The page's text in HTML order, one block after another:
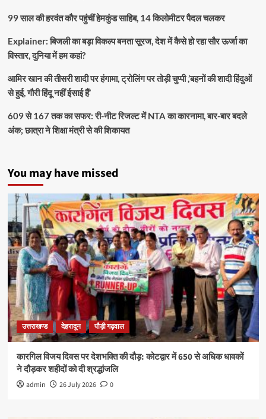
99 साल की हरवंत कौर पहुंचीं हेमकुंड साहिब, 14 किलोमीटर पैदल चलकर
Explainer: बिजली का बड़ा विकल्प बनता सूरज, देश में कैसे हो रहा सौर ऊर्जा का
विस्तार, दुनिया में हम कहां?
आमिर खान की तीसरी शादी पर हंगामा, ट्रोलिंग पर तोड़ी चुप्पी ,’बहनों की शादी हिंदुओं
से हुई, गौरी हिंदू नहीं ईसाई हैं’
609 से 167 तक का सफर: री-नीट रिजल्ट में NTA का कारनामा, बार-बार बदले
अंक; छात्रा ने शिक्षा मंत्री से की शिकायत
You may have missed
उत्तराखण्ड देहरादून पौड़ी गढ़वाल
कारगिल विजय दिवस पर देशभक्ति की दौड़: कोटद्वार में 650 से अधिक धावकों
ने दौड़कर शहीदों को दी श्रद्धांजलि
admin 26 July 2026 0